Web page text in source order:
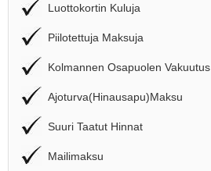
Luottokortin Kuluja
Piilotettuja Maksuja
Kolmannen Osapuolen Vakuutus
Ajoturva(Hinausapu)Maksu
Suuri Taatut Hinnat
Mailimaksu